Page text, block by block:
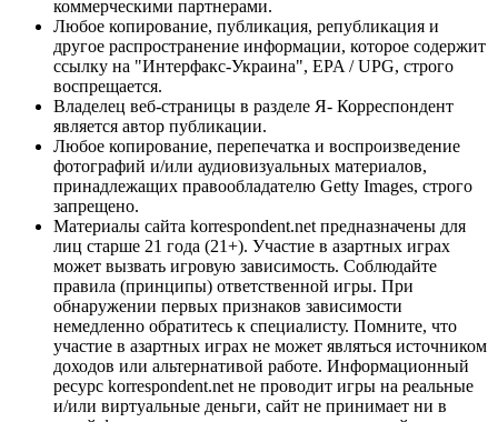
коммерческими партнерами.
Любое копирование, публикация, републикация и
другое распространение информации, которое содержит
ссылку на "Интерфакс-Украина", EPA / UPG, строго
воспрещается.
Владелец веб-страницы в разделе Я- Корреспондент
является автор публикации.
Любое копирование, перепечатка и воспроизведение
фотографий и/или аудиовизуальных материалов,
принадлежащих правообладателю Getty Images, строго
запрещено.
Материалы сайта korrespondent.net предназначены для
лиц старше 21 года (21+). Участие в азартных играх
может вызвать игровую зависимость. Соблюдайте
правила (принципы) ответственной игры. При
обнаружении первых признаков зависимости
немедленно обратитесь к специалисту. Помните, что
участие в азартных играх не может являться источником
доходов или альтернативой работе. Информационный
ресурс korrespondent.net не проводит игры на реальные
и/или виртуальные деньги, сайт не принимает ни в